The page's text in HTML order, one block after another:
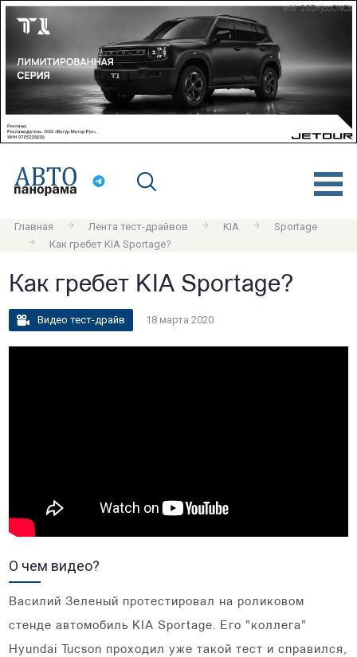
erid: 2SDnjcoCNCb
Главная Лента тест-драйвов KIA
Sportage
Как гребет KIA Sportage?
Как гребет KIA Sportage?
Видео тест-драйв 18 марта 2020
О чем видео?
Василий Зеленый протестировал на роликовом
стенде автомобиль KIA Sportage. Его "коллега"
Hyundai Tucson проходил уже такой тест и справился,